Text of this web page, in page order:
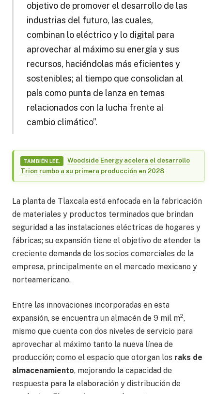
objetivo de promover el desarrollo de las
industrias del futuro, las cuales,
combinan lo eléctrico y lo digital para
aprovechar al máximo su energía y sus
recursos, haciéndolas más eficientes y
sostenibles; al tiempo que consolidan al
país como punta de lanza en temas
relacionados con la lucha frente al
cambio climático”.
TAMBIÉN LEE.
Woodside Energy acelera el desarrollo
Trion rumbo a su primera producción en 2028
La planta de Tlaxcala está enfocada en la fabricación
de materiales y productos terminados que brindan
seguridad a las instalaciones eléctricas de hogares y
fábricas; su expansión tiene el objetivo de atender la
creciente demanda de los socios comerciales de la
empresa, principalmente en el mercado mexicano y
norteamericano.
Entre las innovaciones incorporadas en esta
expansión, se encuentra un almacén de 9 mil m2,
mismo que cuenta con dos niveles de servicio para
aprovechar al máximo tanto la nueva línea de
producción; como el espacio que otorgan los raks de
almacenamiento, mejorando la capacidad de
respuesta para la elaboración y distribución de